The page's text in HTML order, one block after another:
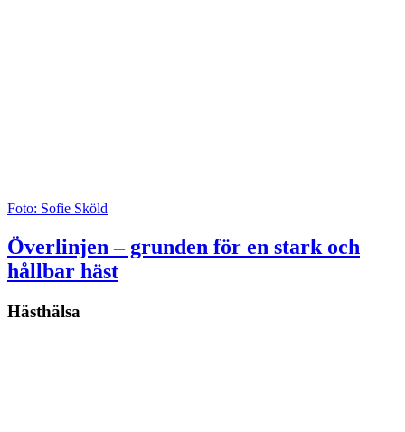
Foto: Sofie Sköld
Överlinjen – grunden för en stark och
hållbar häst
Hästhälsa